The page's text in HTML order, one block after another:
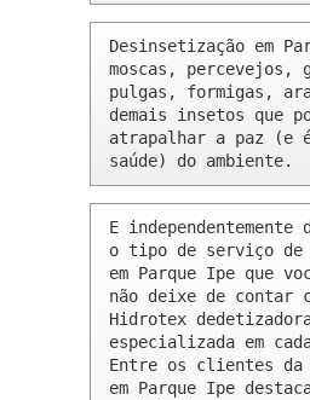
Desinsetização em
moscas, percevejos,
pulgas, formigas,
demais insetos que
atrapalhar a paz (e
saúde) do ambiente.
E
o tipo de serviço de
em Parque Ipe que
não deixe de contar
Hidrotex
especializada em
Entre os clientes da
em Parque Ipe